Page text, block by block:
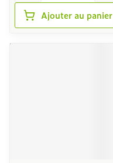
Ajouter au panier